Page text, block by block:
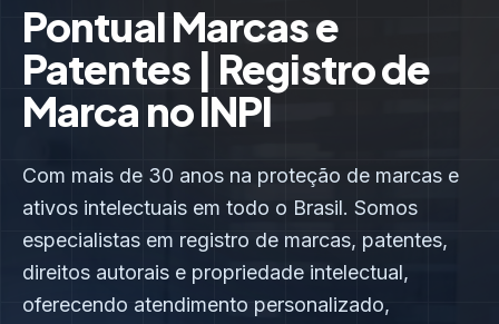
Pontual Marcas e
Patentes | Registro de
Marca no INPI
Com mais de 30 anos na proteção de marcas e
ativos intelectuais em todo o Brasil. Somos
especialistas em registro de marcas, patentes,
direitos autorais e propriedade intelectual,
oferecendo atendimento personalizado,